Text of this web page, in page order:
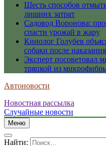
Шесть способов
лишних затрат
Садовод Воронова:
спасти урожай в жару
Кинолог Голубев
собаки после наказания
Эксперт посоветовал
тряпкой из
Автоновости
Новостная рассылка
Случайные новости
Меню
Найти: